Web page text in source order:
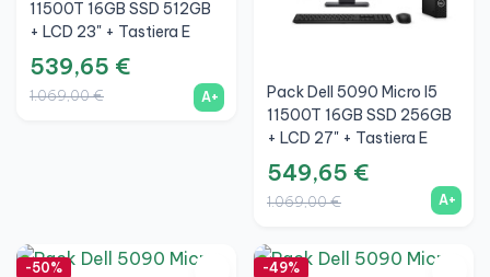
11500T 16GB SSD 512GB
+ LCD 23" + Tastiera E
Mouse Wireless + WiFi
539,65 €
1.069,00 € A+
Pack Dell 5090 Micro I5
11500T 16GB SSD 256GB
+ LCD 27" + Tastiera E
Mouse Wireless + WiFi
549,65 €
1.069,00 € A+
-50% -49%